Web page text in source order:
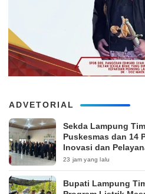
ADVETORIAL
‎Sekda Lampung
Puskesmas dan 14
Inovasi dan
23 jam yang lalu
Bupati Lampung